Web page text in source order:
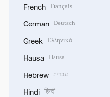
French Français
German Deutsch
Greek Ελληνικά
Hausa Hausa
Hebrew עברית
Hindi हिन्दी